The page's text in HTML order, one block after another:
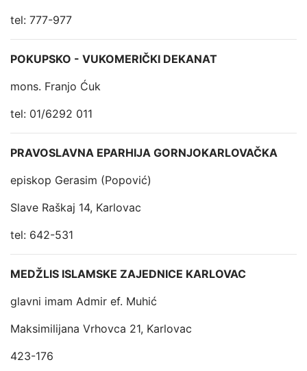
tel: 777-977
POKUPSKO - VUKOMERIČKI DEKANAT
mons. Franjo Ćuk
tel: 01/6292 011
PRAVOSLAVNA EPARHIJA GORNJOKARLOVAČKA
episkop Gerasim (Popović)
Slave Raškaj 14, Karlovac
tel: 642-531
MEDŽLIS ISLAMSKE ZAJEDNICE KARLOVAC
glavni imam Admir ef. Muhić
Maksimilijana Vrhovca 21, Karlovac
423-176